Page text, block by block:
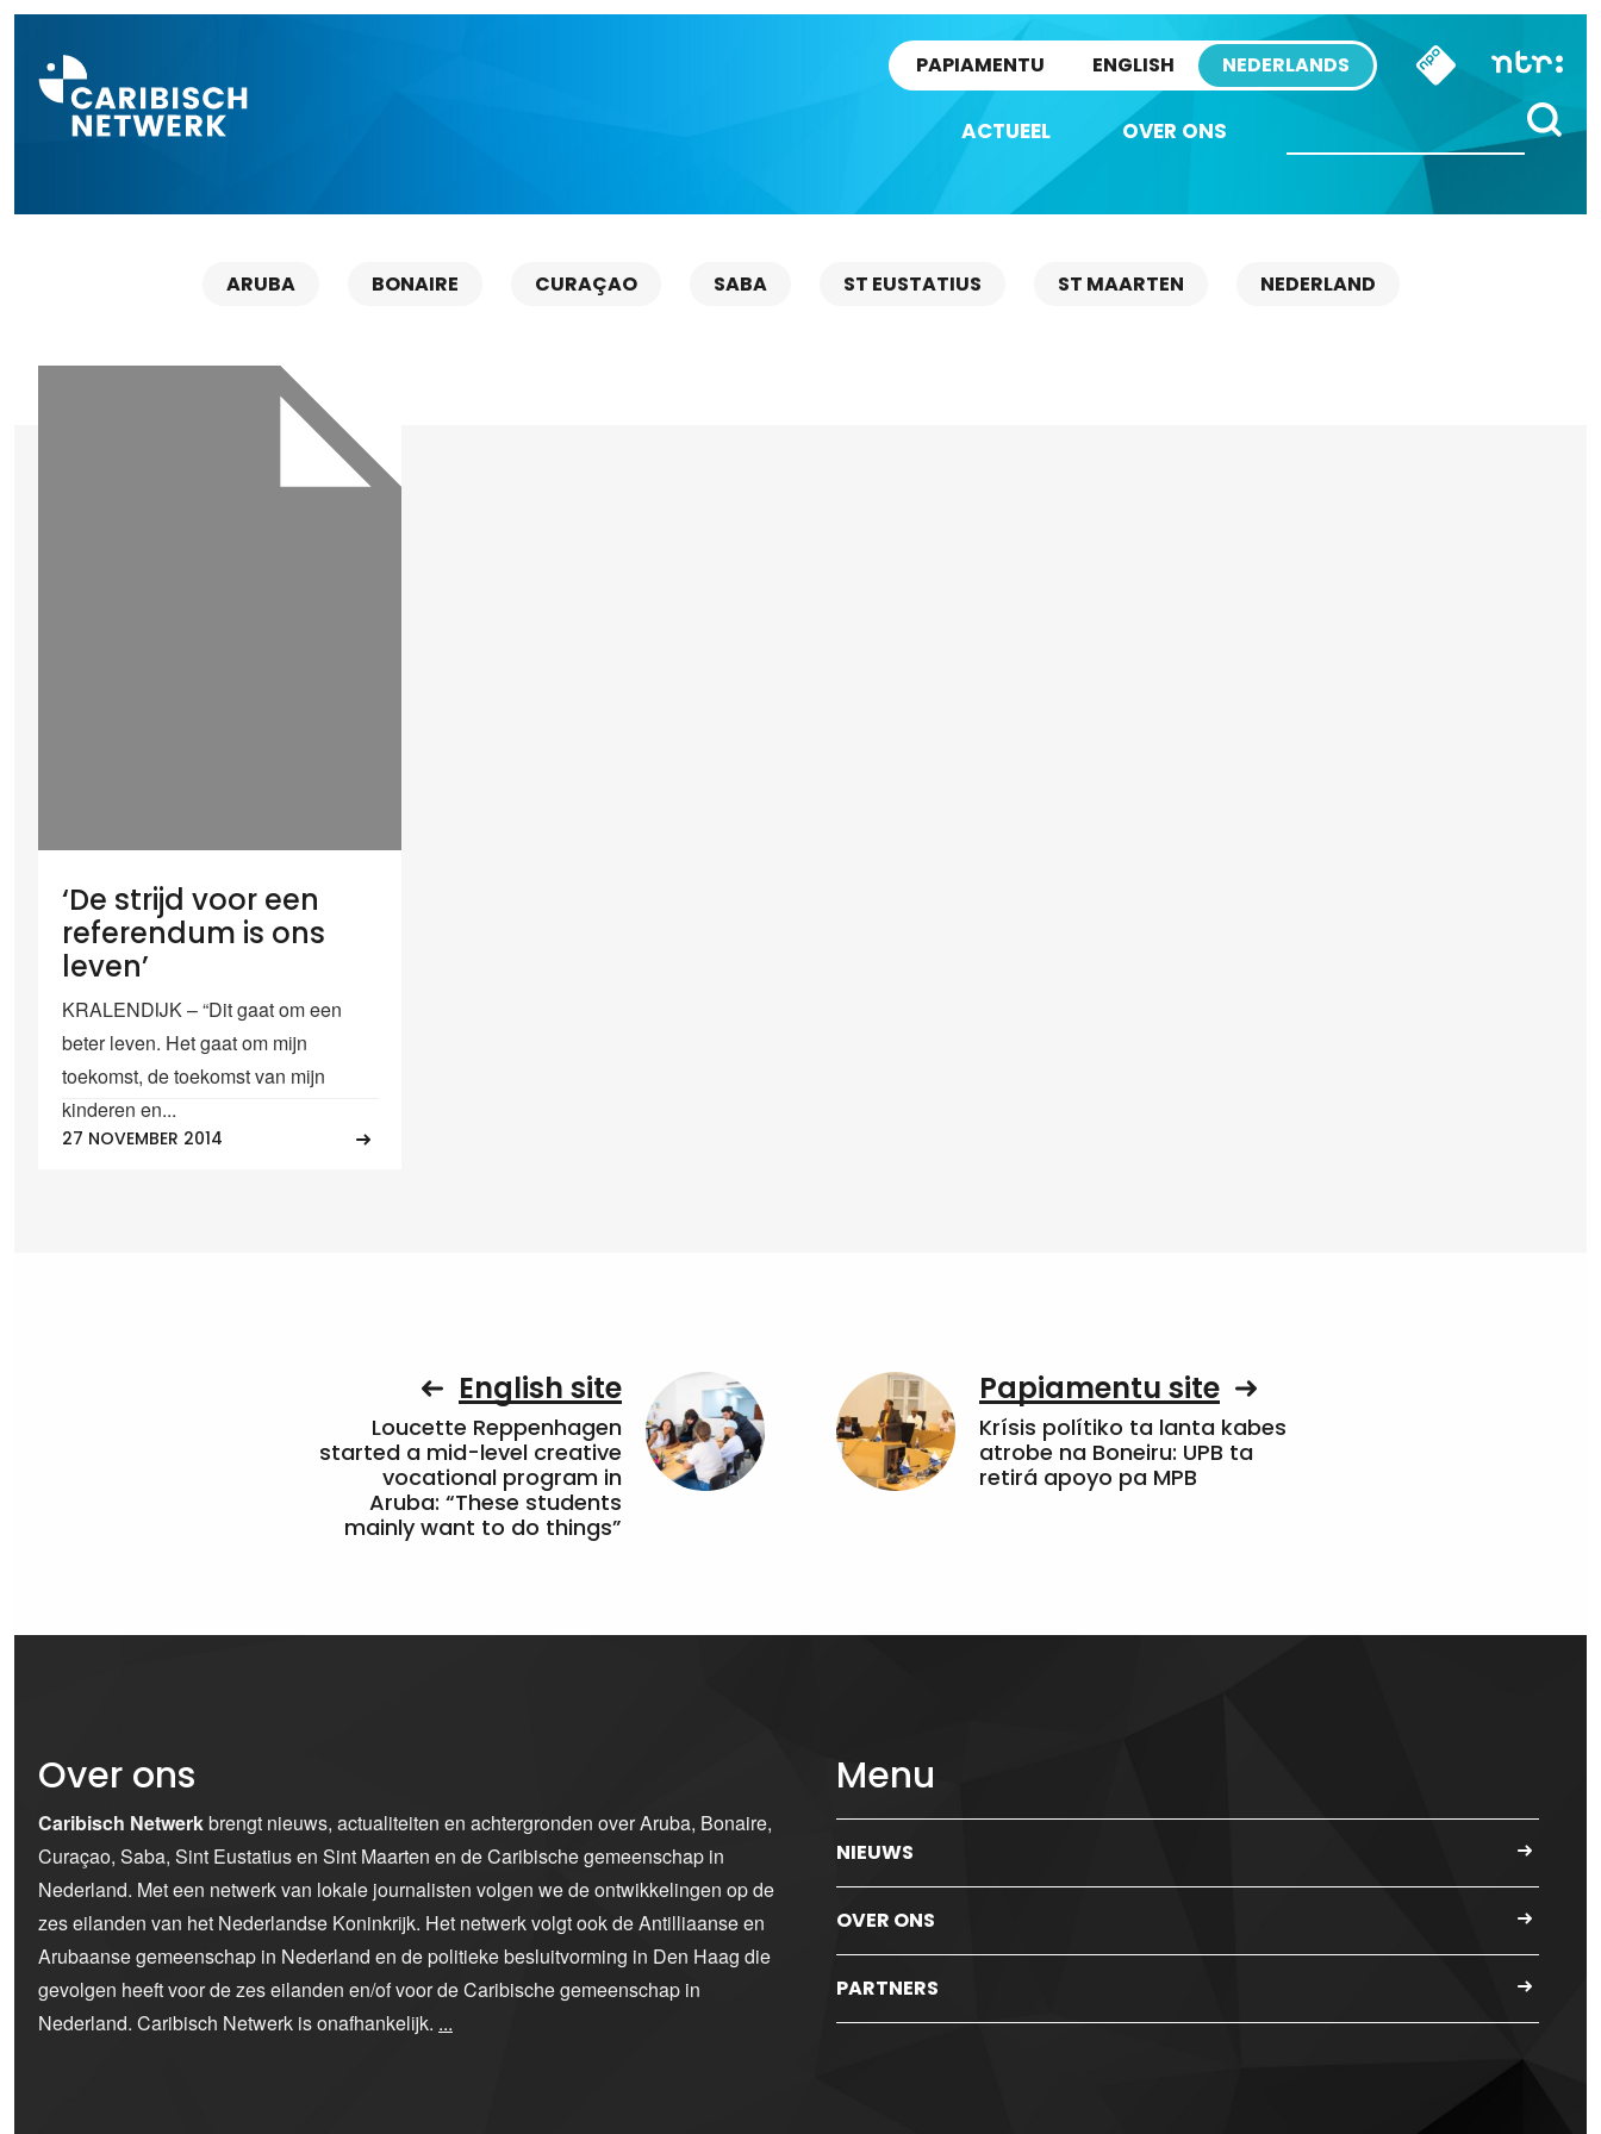
PAPIAMENTU ENGLISH NEDERLANDS
ACTUEEL OVER ONS
ARUBA BONAIRE CURAÇAO SABA ST EUSTATIUS ST MAARTEN NEDERLAND
‘De strijd voor een
referendum is ons
leven’
KRALENDIJK – “Dit gaat om een
beter leven. Het gaat om mijn
toekomst, de toekomst van mijn
kinderen en...
27 NOVEMBER 2014
English site
Loucette Reppenhagen
started a mid-level creative
vocational program in
Aruba: “These students
mainly want to do things”
Papiamentu site
Krísis polítiko ta lanta kabes
atrobe na Boneiru: UPB ta
retirá apoyo pa MPB
Over ons
Caribisch Netwerkbrengt nieuws, actualiteiten en achtergronden over Aruba, Bonaire,
Curaçao, Saba, Sint Eustatius en Sint Maarten en de Caribische gemeenschap in
Nederland. Met een netwerk van lokale journalisten volgen we de ontwikkelingen op de
zes eilanden van het Nederlandse Koninkrijk. Het netwerk volgt ook de Antilliaanse en
Arubaanse gemeenschap in Nederland en de politieke besluitvorming in Den Haag die
gevolgen heeft voor de zes eilanden en/of voor de Caribische gemeenschap in
Nederland. Caribisch Netwerk is onafhankelijk. ...
Menu
NIEUWS
OVER ONS
PARTNERS